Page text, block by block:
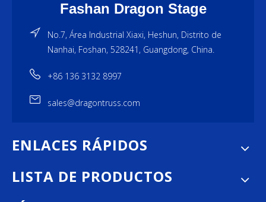
Fashan Dragon Stage
No.7, Área Industrial Xiaxi, Heshun, Distrito de
Nanhai, Foshan, 528241, Guangdong, China.
+86 136 3132 8997
sales@dragontruss.com
ENLACES RÁPIDOS
LISTA DE PRODUCTOS